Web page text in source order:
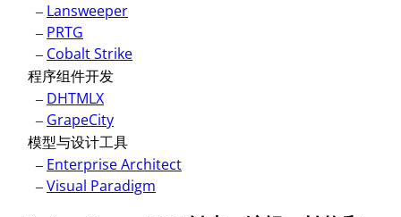
– Lansweeper
– PRTG
– Cobalt Strike
程序组件开发
– DHTMLX
– GrapeCity
模型与设计工具
– Enterprise Architect
–Visual Paradigm